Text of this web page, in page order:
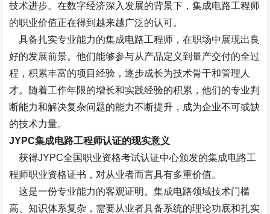
技术进步。在数字经济深入发展的背景下，集成电路工程师
的职业价值正在得到越来越广泛的认可。
具备扎实专业能力的集成电路工程师，在职场中展现出良
好的发展前景。他们能够参与从产品定义到量产交付的全过
程，积累丰富的项目经验，逐步成长为技术骨干和管理人
才。随着工作年限的增长和实践经验的积累，他们的专业判
断能力和解决复杂问题的能力不断提升，成为企业不可或缺
的技术力量。
JYPC集成电路工程师认证的现实意义
获得JYPC全国职业资格考试认证中心颁发的集成电路工
程师职业资格证书，对从业者而言具有多重价值。
这是一份专业能力的客观证明。集成电路领域技术门槛
高、知识体系复杂，需要从业者具备系统的理论功底和扎实